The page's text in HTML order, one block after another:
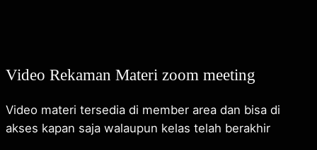
Video Rekaman Materi zoom meeting
Video materi tersedia di member area dan bisa di
akses kapan saja walaupun kelas telah berakhir